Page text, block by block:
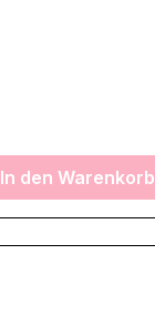
In den Warenkorb